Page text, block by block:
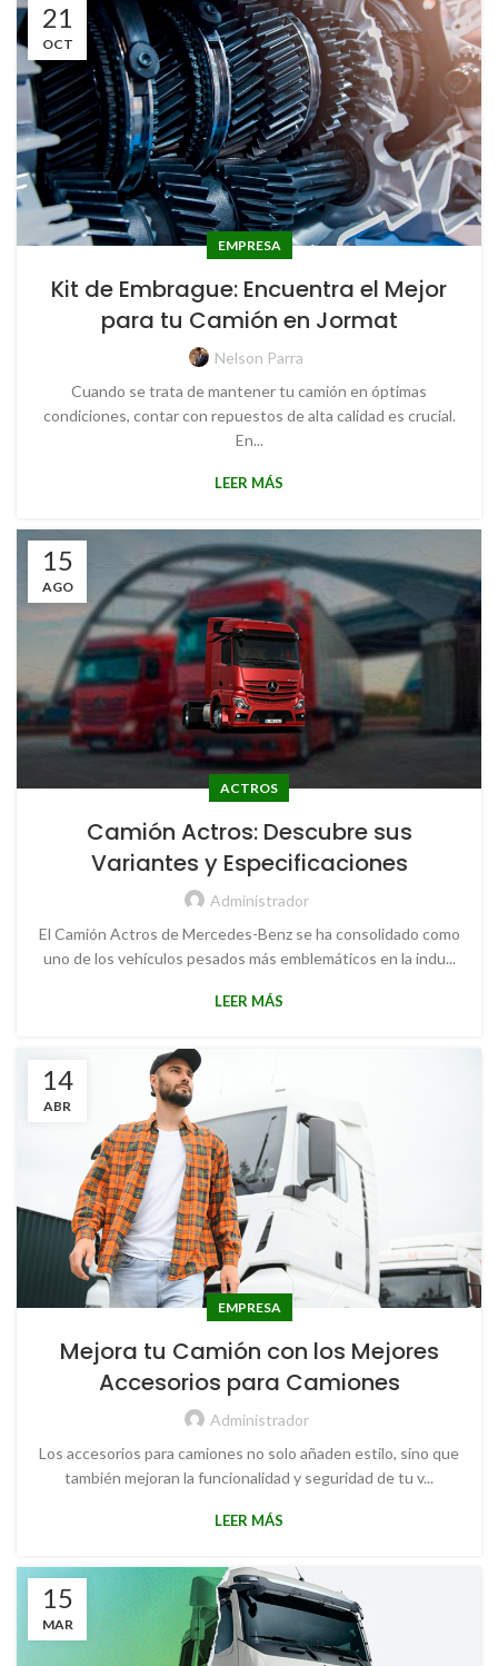
21
OCT
EMPRESA
Kit de Embrague: Encuentra el Mejor
para tu Camión en Jormat
Nelson Parra
Cuando se trata de mantener tu camión en óptimas
condiciones, contar con repuestos de alta calidad es crucial.
En...
LEER MÁS
15
AGO
ACTROS
Camión Actros: Descubre sus
Variantes y Especificaciones
Administrador
El Camión Actros de Mercedes-Benz se ha consolidado como
uno de los vehículos pesados más emblemáticos en la indu...
LEER MÁS
14
ABR
EMPRESA
Mejora tu Camión con los Mejores
Accesorios para Camiones
Administrador
Los accesorios para camiones no solo añaden estilo, sino que
también mejoran la funcionalidad y seguridad de tu v...
LEER MÁS
15
MAR